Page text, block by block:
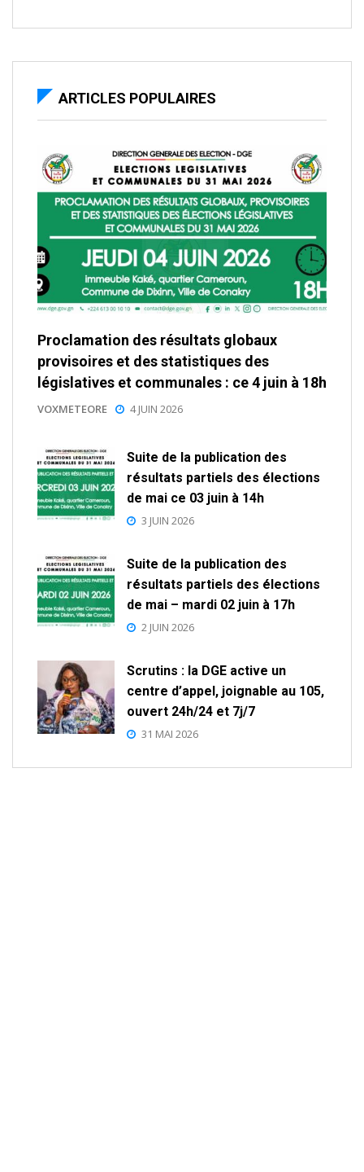
ARTICLES POPULAIRES
Proclamation des résultats globaux
provisoires et des statistiques des
législatives et communales : ce 4 juin à 18h
VOXMETEORE 4 JUIN 2026
Suite de la publication des
résultats partiels des élections
de mai ce 03 juin à 14h
3 JUIN 2026
Suite de la publication des
résultats partiels des élections
de mai – mardi 02 juin à 17h
2 JUIN 2026
Scrutins : la DGE active un
centre d’appel, joignable au 105,
ouvert 24h/24 et 7j/7
31 MAI 2026